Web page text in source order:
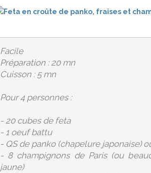
Facile
Préparation : 20 mn
Cuisson : 5 mn
Pour 4 personnes :
- 20 cubes de feta
- 1 oeuf battu
- QS de panko (chapelure japonaise)
- 8 champignons de Paris (ou
jaune)